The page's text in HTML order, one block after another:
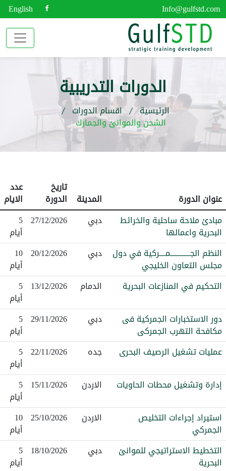
Info@gulfstd.com
English
الدورات التدريبية
الرئيسية اقسام الدورات
الشحن والموانئ والجمارك
عنوان الدورة المدينة
تاريخ
الدورة
عدد
الايام
مبادئ ملاحة ساحلية والخرائط
البحرية واعمالها
دبي 27/12/2026
5
أيام
النظم الجـــــــــــــمــــركية في دول
مجلس التعاون الخليجي
دبي 20/12/2026
10
أيام
التحكيم في المنازعات البحرية
الدمام 13/12/2026
5
أيام
دور الاستخبارات الجمركية فى
مكافحة التهرب الجمركى
دبي 29/11/2026
5
أيام
عمليات تشغيل الرصيف البحرى
جده 22/11/2026
5
أيام
إدارة وتشغيل محطات الحاويات
الاردن 15/11/2026
5
أيام
استيراد إجراءات التخليص
الجمركي
الاردن 25/10/2026
10
أيام
التخطيط الاستراتيجي للموانئ
البحرية
دبي 18/10/2026
5
أيام